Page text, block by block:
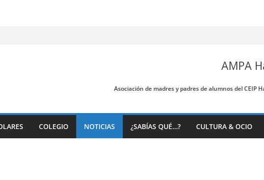
AMPA
Asociación de madres y padres de alumnos del CEIP
COLEGIO NOTICIAS ¿SABÍAS QUÉ…? CULTURA & OCIO